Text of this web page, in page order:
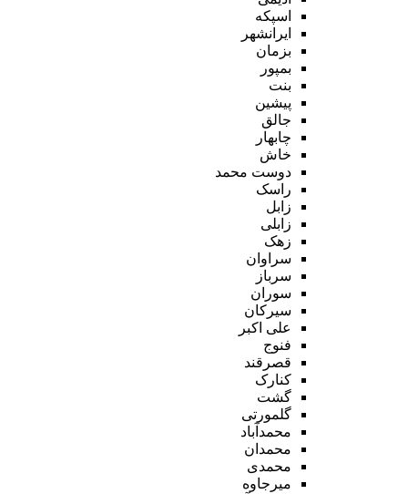
اسپکه
ایرانشهر
بزمان
بمپور
بنت
پیشین
جالق
چابهار
خاش
دوست محمد
راسک
زابل
زابلی
زهک
سراوان
سرباز
سوران
سیرکان
علی اکبر
فنوج
قصرقند
کنارک
گشت
گلمورتی
محمدآباد
محمدان
محمدی
میرجاوه